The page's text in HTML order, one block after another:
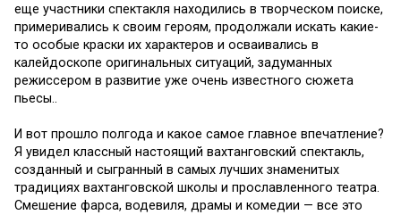
еще участники спектакля находились в творческом поиске,
примеривались к своим героям, продолжали искать какие-
то особые краски их характеров и осваивались в
калейдоскопе оригинальных ситуаций, задуманных
режиссером в развитие уже очень известного сюжета
пьесы..
И вот прошло полгода и какое самое главное впечатление?
Я увидел классный настоящий вахтанговский спектакль,
созданный и сыгранный в самых лучших знаменитых
традициях вахтанговской школы и прославленного театра.
Смешение фарса, водевиля, драмы и комедии — все это